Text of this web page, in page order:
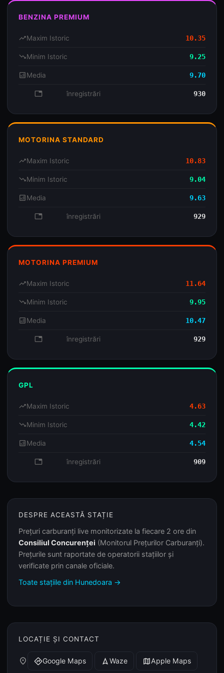
BENZINA PREMIUM
trending_upMaxim Istoric 10.35
trending_downMinim Istoric 9.25
analyticsMedia 9.70
database înregistrări 930
MOTORINA STANDARD
trending_upMaxim Istoric 10.83
trending_downMinim Istoric 9.04
analyticsMedia 9.63
database înregistrări 929
MOTORINA PREMIUM
trending_upMaxim Istoric 11.64
trending_downMinim Istoric 9.95
analyticsMedia 10.47
database înregistrări 929
GPL
trending_upMaxim Istoric 4.63
trending_downMinim Istoric 4.42
analyticsMedia 4.54
database înregistrări 909
DESPRE ACEASTĂ STAȚIE
Prețuri carburanți live monitorizate la fiecare 2 ore din
Consiliul Concurenței (Monitorul Prețurilor Carburanți).
Prețurile sunt raportate de operatorii stațiilor și
verificate prin canale oficiale.
Toate stațiile din Hunedoara →
LOCAȚIE ȘI CONTACT
place directionsGoogle Maps navigation Waze mapApple Maps